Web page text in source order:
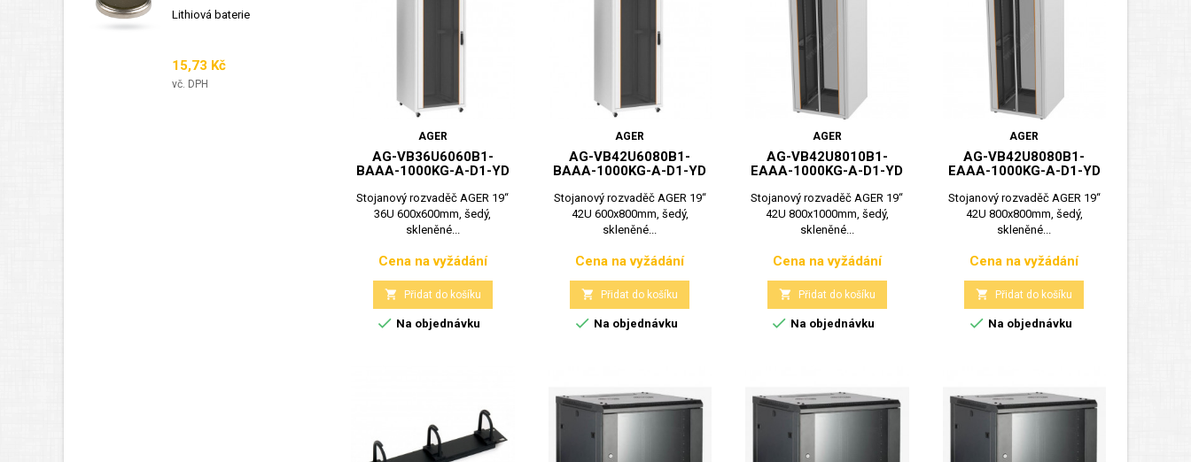
Lithiová baterie
Cena
15,73 Kč
vč. DPH
AGER
AG-VB36U6060B1-
BAAA-1000KG-A-D1-YD
Stojanový rozvaděč AGER 19“
36U 600x600mm, šedý,
skleněné...
Cena
Cena na vyžádání
 Přidat do košíku
 Na objednávku
AGER
AG-VB42U6080B1-
BAAA-1000KG-A-D1-YD
Stojanový rozvaděč AGER 19“
42U 600x800mm, šedý,
skleněné...
Cena
Cena na vyžádání
 Přidat do košíku
 Na objednávku
AGER
AG-VB42U8010B1-
EAAA-1000KG-A-D1-YD
Stojanový rozvaděč AGER 19“
42U 800x1000mm, šedý,
skleněné...
Cena
Cena na vyžádání
 Přidat do košíku
 Na objednávku
AGER
AG-VB42U8080B1-
EAAA-1000KG-A-D1-YD
Stojanový rozvaděč AGER 19“
42U 800x800mm, šedý,
skleněné...
Cena
Cena na vyžádání
 Přidat do košíku
 Na objednávku